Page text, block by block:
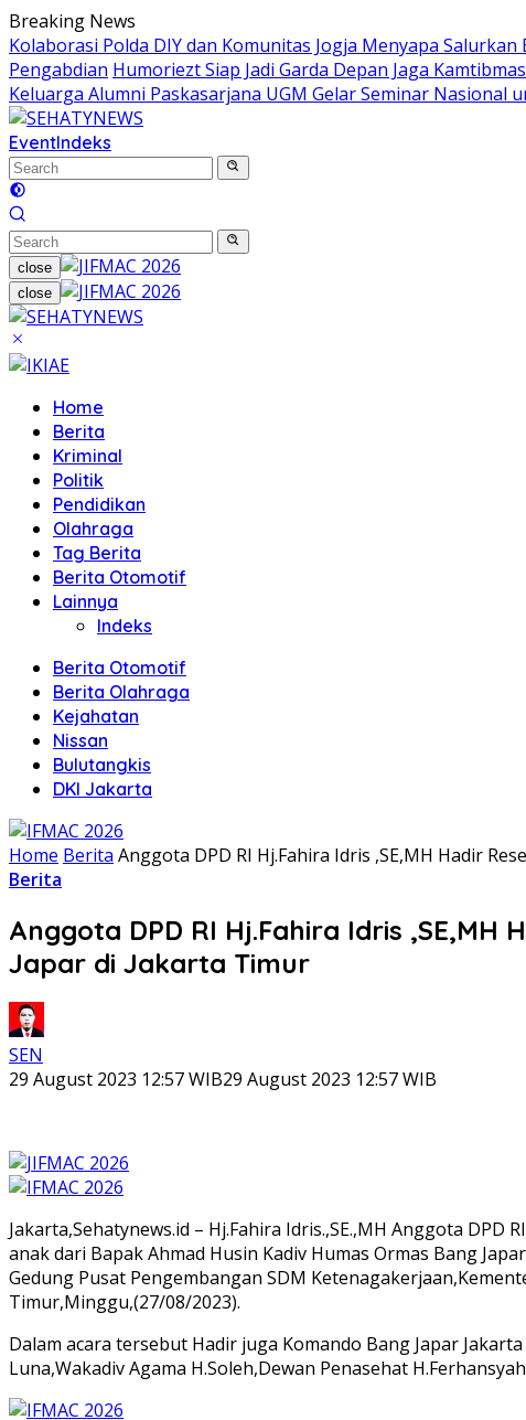
Skip
to
content
Breaking News
Kolaborasi Polda DIY dan Komunitas Jogja Menyapa
Pengabdian Humoriezt Siap Jadi Garda Depan Jaga
Keluarga Alumni Paskasarjana UGM Gelar Seminar Nasional
EventIndeks
close
close
Home
Berita
Kriminal
Politik
Pendidikan
Olahraga
Tag Berita
Berita Otomotif
Lainnya
Indeks
Berita Otomotif
Berita Olahraga
Kejahatan
Nissan
Bulutangkis
DKI Jakarta
Home Berita Anggota DPD RI Hj.Fahira Idris ,SE,MH Hadir
Berita
Anggota DPD RI Hj.Fahira Idris
Japar di Jakarta Timur
SEN
29 August 2023 12:57 WIB29 August 2023 12:57 WIB
Jakarta,Sehatynews.id – Hj.Fahira Idris.,SE.,MH Anggota
anak dari Bapak Ahmad Husin Kadiv Humas Ormas Bang
Gedung Pusat Pengembangan SDM
Timur,Minggu,(27/08/2023).
Dalam acara tersebut Hadir juga Komando Bang Japar
Luna,Wakadiv Agama H.Soleh,Dewan Penasehat